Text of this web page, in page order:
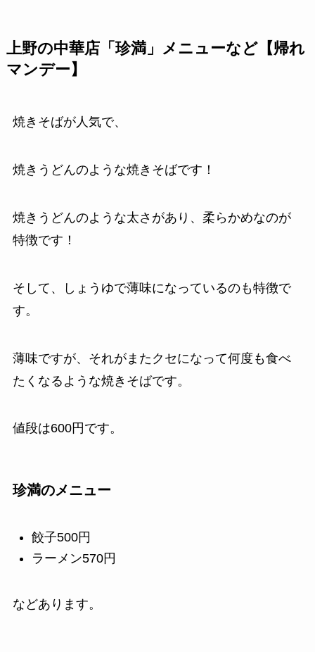
上野の中華店「珍満」メニューなど【帰れ
マンデー】
焼きそばが人気で、
焼きうどんのような焼きそばです！
焼きうどんのような太さがあり、柔らかめなのが
特徴です！
そして、しょうゆで薄味になっているのも特徴で
す。
薄味ですが、それがまたクセになって何度も食べ
たくなるような焼きそばです。
値段は600円です。
珍満のメニュー
餃子500円
ラーメン570円
などあります。